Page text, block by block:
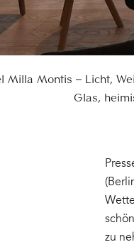
Milla Montis – Licht,
Glas,
zu